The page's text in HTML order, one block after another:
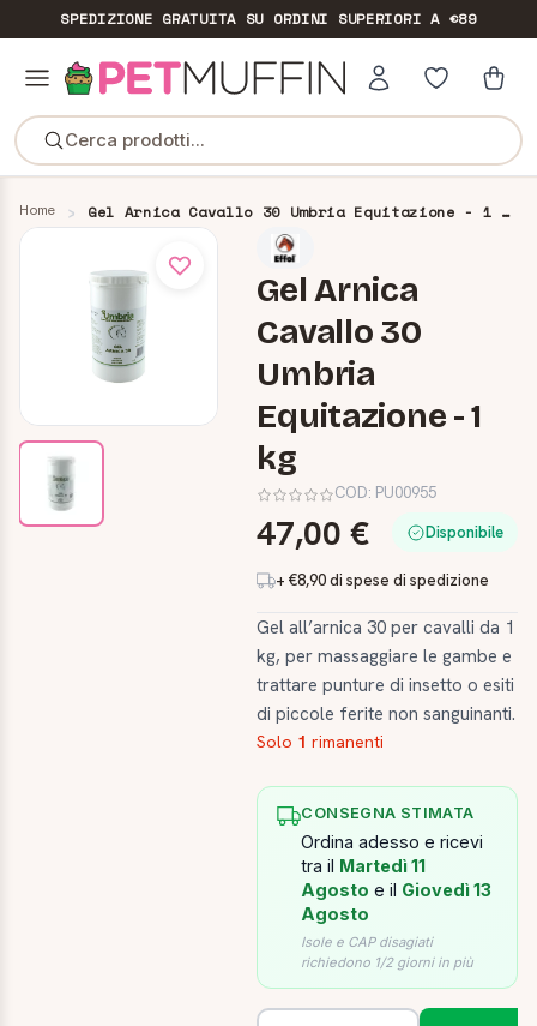
SPEDIZIONE GRATUITASU ORDINI SUPERIORI A €89
Cerca prodotti...
Home Gel Arnica Cavallo 30 Umbria Equitazione - 1 kg
Gel Arnica
Cavallo 30
Umbria
Equitazione - 1
kg
COD: PU00955
47,00 € Disponibile
+ €8,90 di spese di spedizione
Gel all’arnica 30 per cavalli da 1
kg, per massaggiare le gambe e
trattare punture di insetto o esiti
di piccole ferite non sanguinanti.
Solo 1 rimanenti
CONSEGNA STIMATA
Ordina adesso e ricevi
tra il Martedì 11
Agosto e il Giovedì 13
Agosto
Isole e CAP disagiati
richiedono 1/2 giorni in più